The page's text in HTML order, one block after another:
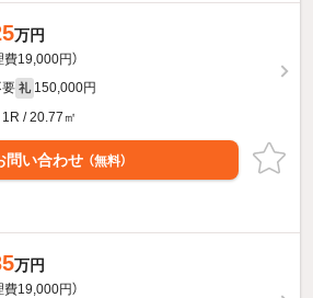
万円
費19,000円）
要 礼 150,000円
/ 20.77㎡
問い合わせ （無料）
万円
費19,000円）